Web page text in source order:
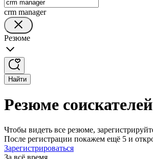
crm manager
Резюме
Найти
Резюме
Чтобы видеть все резюме,
После регистрации покажем ещё 5 и
Зарегистрироваться
За всё время